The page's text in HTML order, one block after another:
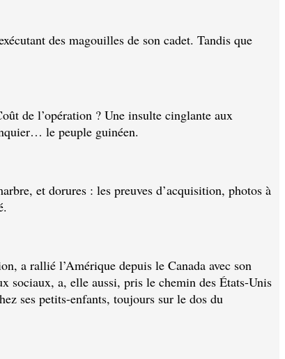
des magouilles de son cadet. Tandis que
de l’opération ? Une insulte cinglante aux
le peuple guinéen.
et dorures : les preuves d’acquisition, photos à
a rallié l’Amérique depuis le Canada avec son
sociaux, a, elle aussi, pris le chemin des États-Unis
ses petits-enfants, toujours sur le dos du